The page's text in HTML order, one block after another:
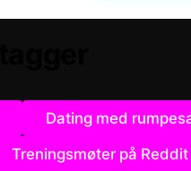
Dating med
Treningsmøter på Reddit